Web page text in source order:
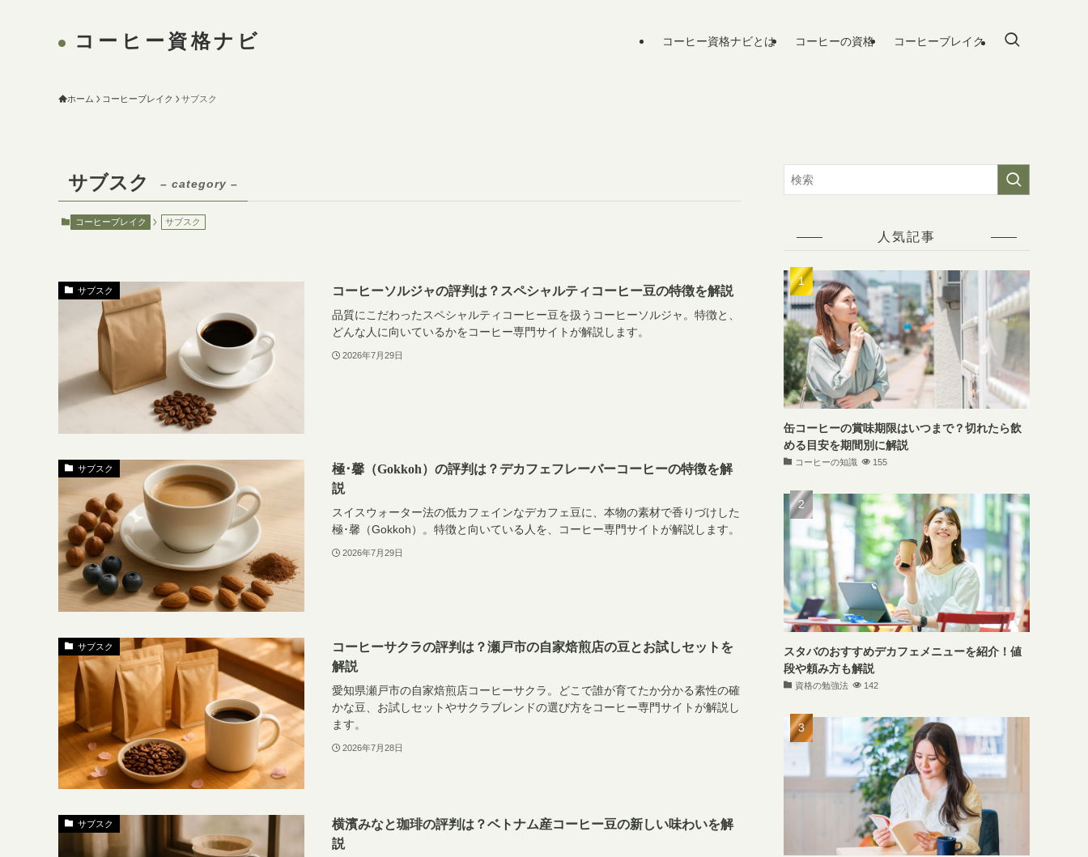
コーヒー資格ナビ コーヒー資格ナビとは コーヒーの資格 コーヒーブレイク
ホーム コーヒーブレイク サブスク
サブスク – category –
コーヒーブレイク サブスク
サブスク コーヒーソルジャの評判は？スペシャルティコーヒー豆の特徴を解説
品質にこだわったスペシャルティコーヒー豆を扱うコーヒーソルジャ。特徴と、
どんな人に向いているかをコーヒー専門サイトが解説します。
2026年7月29日
サブスク
極･馨（Gokkoh）の評判は？デカフェフレーバーコーヒーの特徴を解
説
スイスウォーター法の低カフェインなデカフェ豆に、本物の素材で香りづけした
極･馨（Gokkoh）。特徴と向いている人を、コーヒー専門サイトが解説します。
2026年7月29日
サブスク
コーヒーサクラの評判は？瀬戸市の自家焙煎店の豆とお試しセットを
解説
愛知県瀬戸市の自家焙煎店コーヒーサクラ。どこで誰が育てたか分かる素性の確
かな豆、お試しセットやサクラブレンドの選び方をコーヒー専門サイトが解説し
ます。
2026年7月28日
サブスク
横濱みなと珈琲の評判は？ベトナム産コーヒー豆の新しい味わいを解
説
人気記事
缶コーヒーの賞味期限はいつまで？切れたら飲
める目安を期間別に解説
コーヒーの知識 155
スタバのおすすめデカフェメニューを紹介！値
段や頼み方も解説
資格の勉強法 142